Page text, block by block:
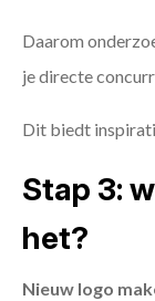
Daarom
je directe
Dit biedt
Stap 3:
het?
Nieuw logo